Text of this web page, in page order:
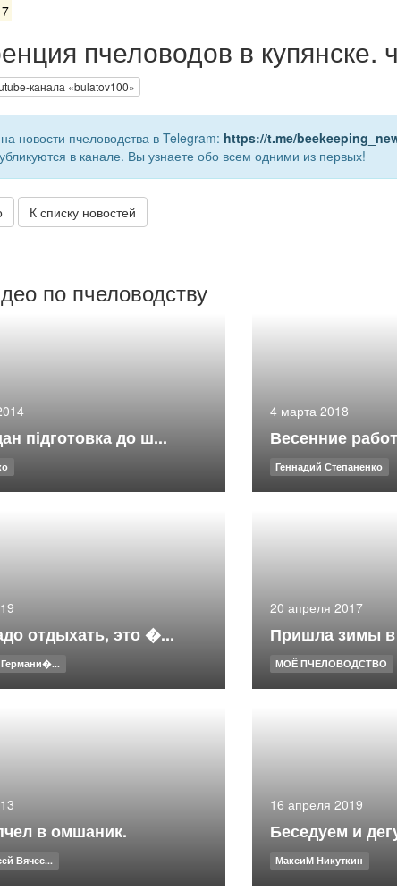
пчеловодов в купянске.
канала «bulatov100»
новости пчеловодства в Telegram: https://t.me/
в канале. Вы узнаете обо всем одними из первых!
К списку новостей
по пчеловодству
підготовка до ш...
4 марта 2018
Весенние
Геннадий Степаненко
отдыхать, это �...
20 апреля 2017
Пришла зимы в
МОЁ ПЧЕЛОВОДСТВО
в омшаник.
Вячес...
16 апреля 2019
Беседуем и
МаксиМ Никуткин